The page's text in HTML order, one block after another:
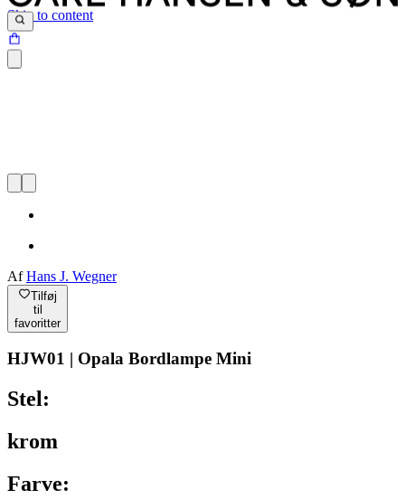
Skip to content
AfHans J. Wegner
Tilføj
til
favoritter
HJW01 | Opala Bordlampe Mini
Stel:
krom
Farve: